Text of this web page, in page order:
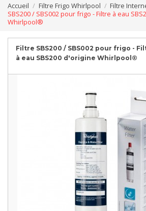
Accueil Filtre Frigo Whirlpool Filtre
SBS200 / SBS002 pour frigo - Filtre à eau
Whirlpool®
Filtre SBS200 / SBS002 pour frigo -
à eau SBS200 d'origine Whirlpool®